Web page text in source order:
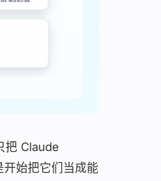
把 Claude
始把它们当成能